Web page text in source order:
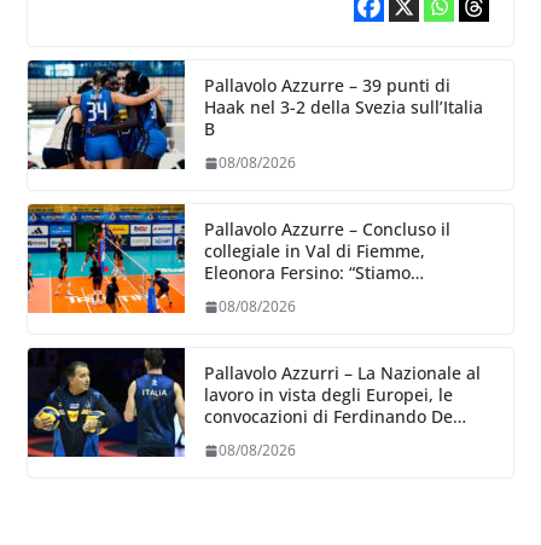
Pallavolo Azzurre – 39 punti di
Haak nel 3-2 della Svezia sull’Italia
B
08/08/2026
Pallavolo Azzurre – Concluso il
collegiale in Val di Fiemme,
Eleonora Fersino: “Stiamo
dove poter migliorare”.
08/08/2026
Pallavolo Azzurri – La Nazionale al
lavoro in vista degli Europei, le
convocazioni di Ferdinando De
08/08/2026